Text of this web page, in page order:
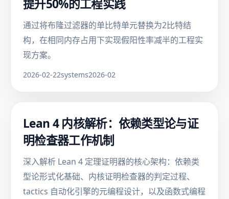
提升50%的工程实践
通过将布隆过滤器的单比特单元替换为2比特结
构，在相同内存占用下实现假阳性率减半的工程实
现方案。
2026-02-22systems2026-02
Lean 4 内核解析：依赖类型论与证
明检查器工作机制
深入解析 Lean 4 定理证明器的核心架构：依赖类
型论形式化基础、内核证明检查器的判定过程、
tactics 自动化引擎的元编程设计，以及函数式编程